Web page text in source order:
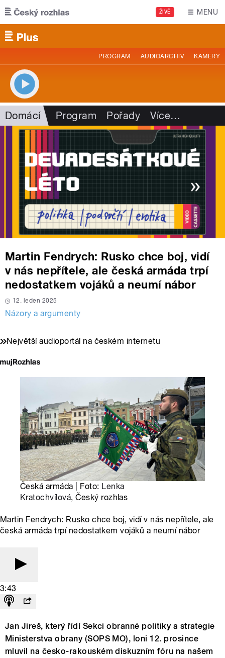
Přejít k hlavnímu obsahu
ŽIVĚ MENU
PROGRAM AUDIOARCHIV KAMERY
Domácí Program Pořady Více…
Martin Fendrych: Rusko chce boj, vidí
v nás nepřítele, ale česká armáda trpí
nedostatkem vojáků a neumí nábor
12. leden 2025
Názory a argumenty
Největší audioportál na českém internetu
Česká armáda | Foto: Lenka
Kratochvílová, Český rozhlas
Martin Fendrych: Rusko chce boj, vidí v nás nepřítele, ale
česká armáda trpí nedostatkem vojáků a neumí nábor
3:43
Jan Jireš, který řídí Sekci obranné politiky a strategie
Ministerstva obrany (SOPS MO), loni 12. prosince
mluvil na česko-rakouském diskuzním fóru na našem